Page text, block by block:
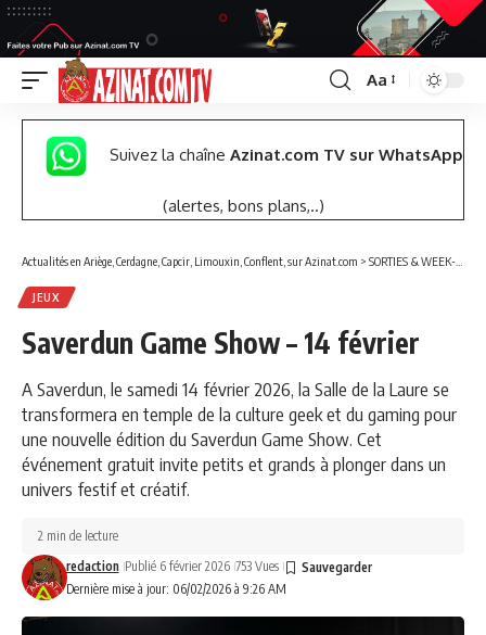
Font
Resizer
Aa
Suivez la chaîne Azinat.com TV sur WhatsApp
(alertes, bons plans,..)
Actualités en Ariège, Cerdagne, Capcir, Limouxin, Conflent, sur Azinat.com > SORTIES & WEEK-END
JEUX
Saverdun Game Show – 14 février
A Saverdun, le samedi 14 février 2026, la Salle de la Laure se
transformera en temple de la culture geek et du gaming pour
une nouvelle édition du Saverdun Game Show. Cet
événement gratuit invite petits et grands à plonger dans un
univers festif et créatif.
Dernière mise à jour: 06/02/2026 à 9:26 AM
redaction Publié 6 février 2026 753 Vues
2 min de lecture